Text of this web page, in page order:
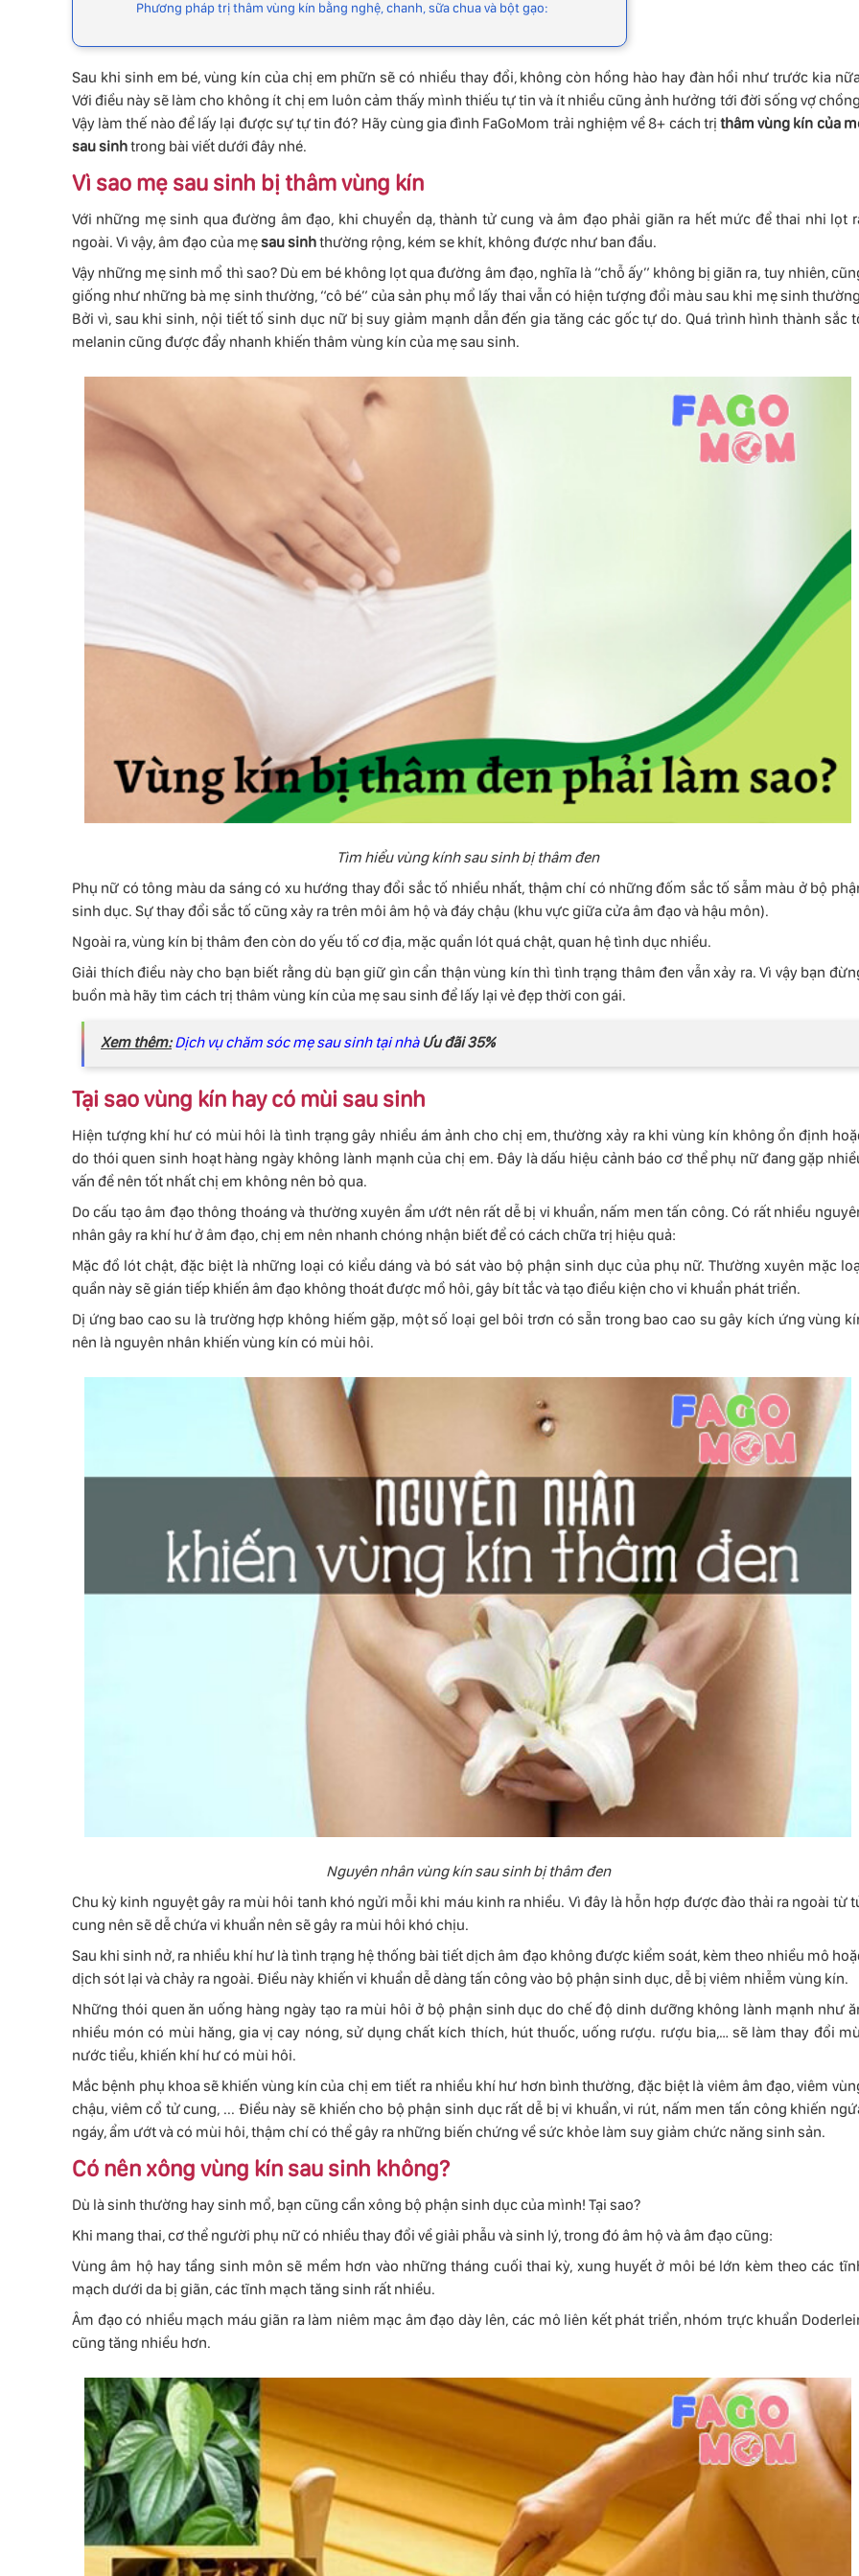
Phương pháp trị thâm vùng kín bằng nghệ, chanh, sữa chua và bột gạo:
Sau khi sinh em bé, vùng kín của chị em phữn sẽ có nhiều thay đổi, không còn hồng hào hay đàn hồi như trước kia
Với điều này sẽ làm cho không ít chị em luôn cảm thấy mình thiếu tự tin và ít nhiều cũng ảnh hưởng tới đời sống vợ
Vậy làm thế nào để lấy lại được sự tự tin đó? Hãy cùng gia đình FaGoMom trải nghiệm về 8+ cách trị thâm vùng kín của
sau sinhtrong bài viết dưới đây nhé.
Vì sao mẹ sau sinh bị thâm vùng kín
Với những mẹ sinh qua đường âm đạo, khi chuyển dạ, thành tử cung và âm đạo phải giãn ra hết mức để thai nhi lọt
ngoài. Vì vậy, âm đạo của mẹsau sinhthường rộng, kém se khít, không được như ban đầu.
Vậy những mẹ sinh mổ thì sao? Dù em bé không lọt qua đường âm đạo, nghĩa là “chỗ ấy” không bị giãn ra, tuy nhiên,
giống như những bà mẹ sinh thường, “cô bé” của sản phụ mổ lấy thai vẫn có hiện tượng đổi màu sau khi mẹ sinh
Bởi vì, sau khi sinh, nội tiết tố sinh dục nữ bị suy giảm mạnh dẫn đến gia tăng các gốc tự do. Quá trình hình thành sắc
melanin cũng được đẩy nhanh khiến thâm vùng kín của mẹ sau sinh.
Tìm hiểu vùng kính sau sinh bị thâm đen
Phụ nữ có tông màu da sáng có xu hướng thay đổi sắc tố nhiều nhất, thậm chí có những đốm sắc tố sẫm màu ở bộ
sinh dục. Sự thay đổi sắc tố cũng xảy ra trên môi âm hộ và đáy chậu (khu vực giữa cửa âm đạo và hậu môn).
Ngoài ra, vùng kín bị thâm đen còn do yếu tố cơ địa, mặc quần lót quá chật, quan hệ tình dục nhiều.
Giải thích điều này cho bạn biết rằng dù bạn giữ gìn cẩn thận vùng kín thì tình trạng thâm đen vẫn xảy ra. Vì vậy bạn
buồn mà hãy tìm cách trị thâm vùng kín của mẹ sau sinh để lấy lại vẻ đẹp thời con gái.
Xem thêm: Dịch vụ chăm sóc mẹ sau sinh tại nhàƯu đãi 35%
Tại sao vùng kín hay có mùi sau sinh
Hiện tượng khí hư có mùi hôi là tình trạng gây nhiều ám ảnh cho chị em, thường xảy ra khi vùng kín không ổn định
do thói quen sinh hoạt hàng ngày không lành mạnh của chị em. Đây là dấu hiệu cảnh báo cơ thể phụ nữ đang gặp
vấn đề nên tốt nhất chị em không nên bỏ qua.
Do cấu tạo âm đạo thông thoáng và thường xuyên ẩm ướt nên rất dễ bị vi khuẩn, nấm men tấn công. Có rất nhiều
nhân gây ra khí hư ở âm đạo, chị em nên nhanh chóng nhận biết để có cách chữa trị hiệu quả:
Mặc đồ lót chật, đặc biệt là những loại có kiểu dáng và bó sát vào bộ phận sinh dục của phụ nữ. Thường xuyên mặc
quần này sẽ gián tiếp khiến âm đạo không thoát được mồ hôi, gây bít tắc và tạo điều kiện cho vi khuẩn phát triển.
Dị ứng bao cao su là trường hợp không hiếm gặp, một số loại gel bôi trơn có sẵn trong bao cao su gây kích ứng vùng
nên là nguyên nhân khiến vùng kín có mùi hôi.
Nguyên nhân vùng kín sau sinh bị thâm đen
Chu kỳ kinh nguyệt gây ra mùi hôi tanh khó ngửi mỗi khi máu kinh ra nhiều. Vì đây là hỗn hợp được đào thải ra ngoài từ
cung nên sẽ dễ chứa vi khuẩn nên sẽ gây ra mùi hôi khó chịu.
Sau khi sinh nở, ra nhiều khí hư là tình trạng hệ thống bài tiết dịch âm đạo không được kiểm soát, kèm theo nhiều mô
dịch sót lại và chảy ra ngoài. Điều này khiến vi khuẩn dễ dàng tấn công vào bộ phận sinh dục, dễ bị viêm nhiễm vùng kín.
Những thói quen ăn uống hàng ngày tạo ra mùi hôi ở bộ phận sinh dục do chế độ dinh dưỡng không lành mạnh như
nhiều món có mùi hăng, gia vị cay nóng, sử dụng chất kích thích, hút thuốc, uống rượu. rượu bia,… sẽ làm thay đổi
nước tiểu, khiến khí hư có mùi hôi.
Mắc bệnh phụ khoa sẽ khiến vùng kín của chị em tiết ra nhiều khí hư hơn bình thường, đặc biệt là viêm âm đạo, viêm
chậu, viêm cổ tử cung, ... Điều này sẽ khiến cho bộ phận sinh dục rất dễ bị vi khuẩn, vi rút, nấm men tấn công khiến
ngáy, ẩm ướt và có mùi hôi, thậm chí có thể gây ra những biến chứng về sức khỏe làm suy giảm chức năng sinh sản.
Có nên xông vùng kín sau sinh không?
Dù là sinh thường hay sinh mổ, bạn cũng cần xông bộ phận sinh dục của mình! Tại sao?
Khi mang thai, cơ thể người phụ nữ có nhiều thay đổi về giải phẫu và sinh lý, trong đó âm hộ và âm đạo cũng:
Vùng âm hộ hay tầng sinh môn sẽ mềm hơn vào những tháng cuối thai kỳ, xung huyết ở môi bé lớn kèm theo các
mạch dưới da bị giãn, các tĩnh mạch tăng sinh rất nhiều.
Âm đạo có nhiều mạch máu giãn ra làm niêm mạc âm đạo dày lên, các mô liên kết phát triển, nhóm trực khuẩn
cũng tăng nhiều hơn.